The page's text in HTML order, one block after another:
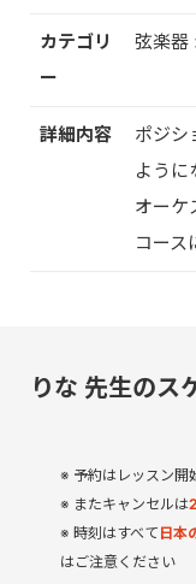
カテゴリ
ー
弦楽器
詳細内容
ポジシ
ように
オーケ
コース
りな 先生のス
予約はレッスン開
またキャンセルは
時刻はすべて 日本
はご注意ください